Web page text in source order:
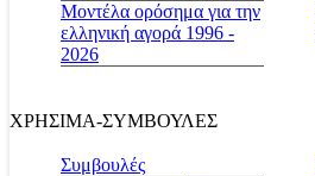
Μοντέλα ορόσημα για την
ελληνική αγορά 1996 -
2026
ΧΡΗΣΙΜΑ-ΣΥΜΒΟΥΛΕΣ
Συμβουλές